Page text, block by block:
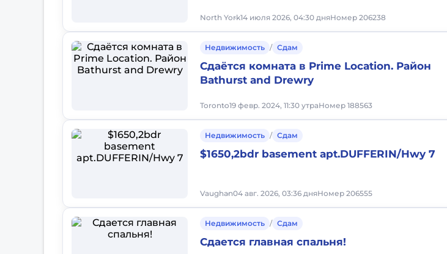
North York14 июля 2026, 04:30 дняНомер 206238
Недвижимость / Сдам
Сдаётся комната в Prime Location. Район
Bathurst and Drewry
Toronto19 февр. 2024, 11:30 утраНомер 188563
Недвижимость / Сдам
$1650,2bdr basement apt.DUFFERIN/Hwy 7
Vaughan04 авг. 2026, 03:36 дняНомер 206555
Недвижимость / Сдам
Сдается главная спальня!